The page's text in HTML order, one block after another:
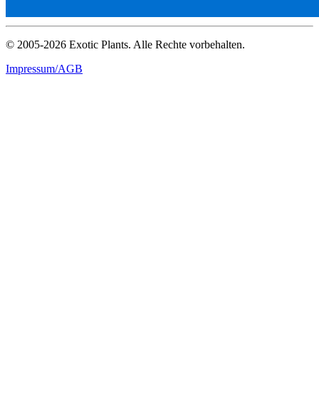
© 2005-2026 Exotic Plants. Alle Rechte vorbehalten.
Impressum/AGB